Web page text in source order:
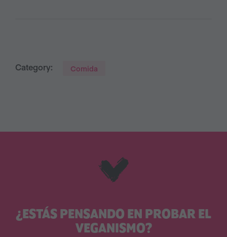
Category: Comida
¿ESTÁS PENSANDO EN PROBAR EL
VEGANISMO?